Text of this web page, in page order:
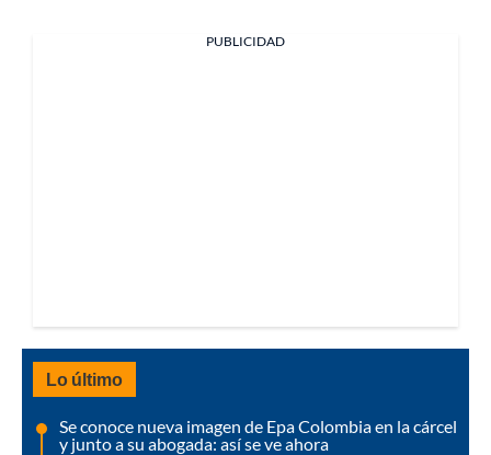
PUBLICIDAD
Lo último
Se conoce nueva imagen de Epa Colombia en la cárcel
y junto a su abogada: así se ve ahora